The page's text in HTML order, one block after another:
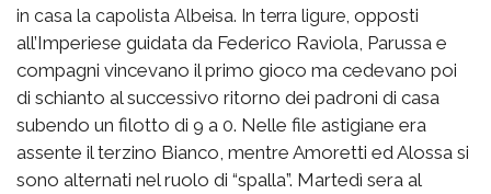
in casa la capolista Albeisa. In terra ligure , opposti
all’Imperiese guidata da Federico Raviola, Parussa e
compagni vincevano il primo gioco ma cedevano poi
di schianto al successivo ritorno dei padroni di casa
subendo un filotto di 9 a 0. Nelle file astigiane era
assente il terzino Bianco, mentre Amoretti ed Alossa si
sono alternati nel ruolo di “spalla”. Martedì sera al